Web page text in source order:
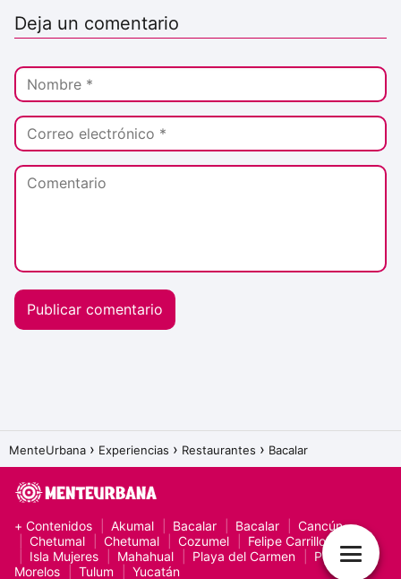
Deja un comentario
MenteUrbana Experiencias Restaurantes Bacalar
+ Contenidos Akumal Bacalar Bacalar
Cancún
Chetumal
Chetumal Cozumel
Felipe Carrillo Puerto
Isla Mujeres
Mahahual Playa del Carmen
Puerto
Morelos
Tulum Yucatán